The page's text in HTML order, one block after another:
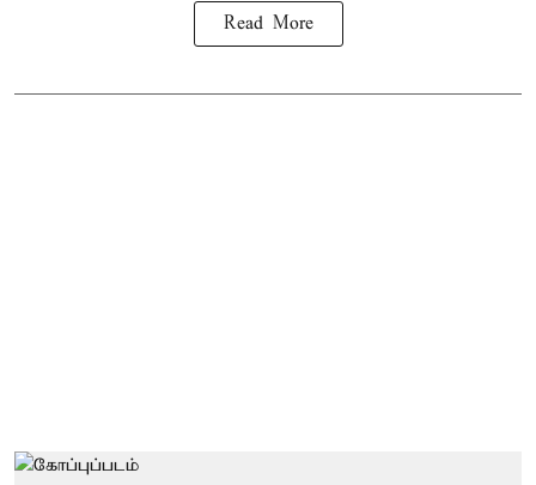
Read More